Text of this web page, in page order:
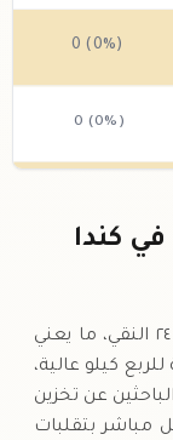
0 (0%)
0 (0%)
ربع كيلو الذهب يساوي ٢٥٠ غرامًا من عيار ٢٤ النقي، ما يعني
كيلو عالية،
عن تخزين
مباشر بتقلبات